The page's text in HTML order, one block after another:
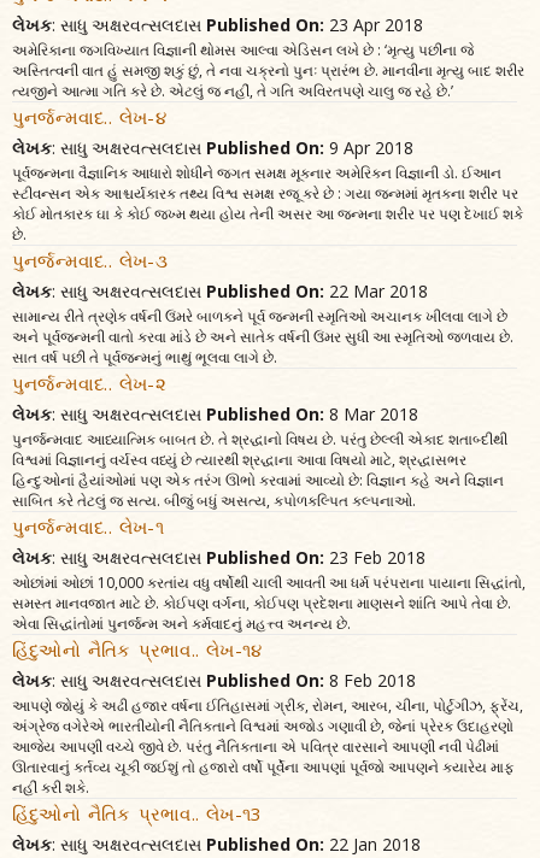
લેખક: સાધુ અક્ષરવત્સલદાસ Published On: 23 Apr 2018
અમેરિકાના જગવિખ્યાત વિજ્ઞાની થોમસ આલ્વા એડિસન લખે છે : ‘મૃત્યુ પછીના જે
અસ્તિત્વની વાત હું સમજી શકું છું, તે નવા ચક્રનો પુનઃ પ્રારંભ છે. માનવીના મૃત્યુ બાદ શરીર
ત્યજીને આત્મા ગતિ કરે છે. એટલું જ નહીં, તે ગતિ અવિરતપણે ચાલુ જ રહે છે.’
પુનર્જન્મવાદ.. લેખ-૪
લેખક: સાધુ અક્ષરવત્સલદાસ Published On: 9 Apr 2018
પૂર્વજન્મના વૈજ્ઞાનિક આધારો શોધીને જગત સમક્ષ મૂકનાર અમેરિકન વિજ્ઞાની ડો. ઈઆન
સ્ટીવન્સન એક આશ્ચર્યકારક તથ્ય વિશ્વ સમક્ષ રજૂ કરે છે : ગયા જન્મમાં મૃતકના શરીર પર
કોઈ મોતકારક ઘા કે કોઈ જખ્મ થયા હોય તેની અસર આ જન્મના શરીર પર પણ દેખાઈ શકે
છે.
પુનર્જન્મવાદ.. લેખ-૩
લેખક: સાધુ અક્ષરવત્સલદાસ Published On: 22 Mar 2018
સામાન્ય રીતે ત્રણેક વર્ષની ઉંમરે બાળકને પૂર્વ જન્મની સ્મૃતિઓ અચાનક ખીલવા લાગે છે
અને પૂર્વજન્મની વાતો કરવા માંડે છે અને સાતેક વર્ષની ઉંમર સુધી આ સ્મૃતિઓ જળવાય છે.
સાત વર્ષ પછી તે પૂર્વજન્મનું ભાથું ભૂલવા લાગે છે.
પુનર્જન્મવાદ.. લેખ-૨
લેખક: સાધુ અક્ષરવત્સલદાસ Published On: 8 Mar 2018
પુનર્જન્મવાદ આધ્યાત્મિક બાબત છે. તે શ્રદ્ધાનો વિષય છે. પરંતુ છેલ્લી એકાદ શતાબ્દીથી
વિશ્વમાં વિજ્ઞાનનું વર્ચસ્વ વધ્યું છે ત્યારથી શ્રદ્ધાના આવા વિષયો માટે, શ્રદ્ધાસભર
હિન્દુઓનાં હૈયાંઓમાં પણ એક તરંગ ઊભો કરવામાં આવ્યો છે: વિજ્ઞાન કહે અને વિજ્ઞાન
સાબિત કરે તેટલું જ સત્ય. બીજું બધું અસત્ય, કપોળકલ્પિત કલ્પનાઓ.
પુનર્જન્મવાદ.. લેખ-૧
લેખક: સાધુ અક્ષરવત્સલદાસ Published On: 23 Feb 2018
ઓછાંમાં ઓછાં 10,000 કરતાંય વધુ વર્ષોથી ચાલી આવતી આ ધર્મ પરંપરાના પાયાના સિદ્ધાંતો,
સમસ્ત માનવજાત માટે છે. કોઈપણ વર્ગના, કોઈપણ પ્રદેશના માણસને શાંતિ આપે તેવા છે.
એવા સિદ્ધાંતોમાં પુનર્જન્મ અને કર્મવાદનું મહત્ત્વ અનન્ય છે.
હિંદુઓનો નૈતિક પ્રભાવ.. લેખ-૧૪
લેખક: સાધુ અક્ષરવત્સલદાસ Published On: 8 Feb 2018
આપણે જોયું કે અઢી હજાર વર્ષના ઈતિહાસમાં ગ્રીક, રોમન, આરબ, ચીના, પોર્ટુગીઝ, ફ્રેંચ,
અંગ્રેજ વગેરેએ ભારતીયોની નૈતિકતાને વિશ્વમાં અજોડ ગણાવી છે, જેનાં પ્રેરક ઉદાહરણો
આજેય આપણી વચ્ચે જીવે છે. પરંતુ નૈતિકતાના એ પવિત્ર વારસાને આપણી નવી પેઢીમાં
ઊતારવાનું કર્તવ્ય ચૂકી જઈશું તો હજારો વર્ષો પૂર્વેના આપણાં પૂર્વજો આપણને ક્યારેય માફ
નહીં કરી શકે.
હિંદુઓનો નૈતિક પ્રભાવ.. લેખ-૧3
લેખક: સાધુ અક્ષરવત્સલદાસ Published On: 22 Jan 2018